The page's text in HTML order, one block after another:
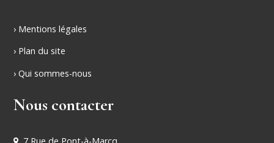
› Mentions légales
› Plan du site
› Qui sommes-nous
Nous contacter